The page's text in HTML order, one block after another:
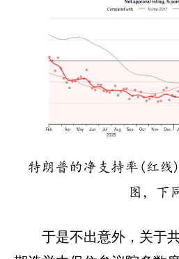
特朗普的净支持率(红
图，下
于是不出意外，关于